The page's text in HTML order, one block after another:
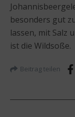
besonders gut
lassen, mit Salz
ist die Wildsoße.
Beitrag teilen